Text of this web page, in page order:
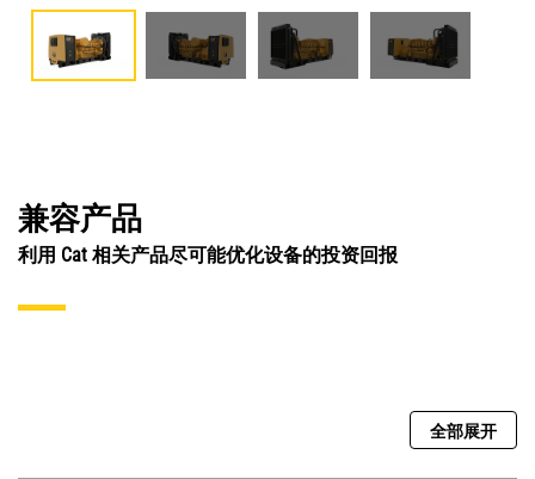
兼容产品
利用 Cat 相关产品尽可能优化设备的投资回报
全部展开